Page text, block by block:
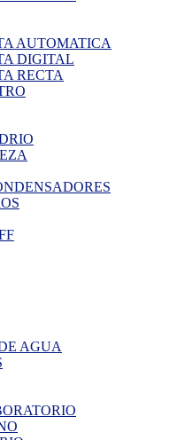
AUTOMATICA
DIGITAL
RECTA
AGUA